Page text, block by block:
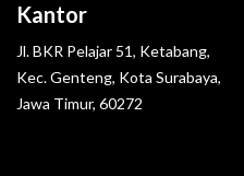
Kantor
Jl. BKR Pelajar 51, Ketabang,
Kec. Genteng, Kota Surabaya,
Jawa Timur, 60272